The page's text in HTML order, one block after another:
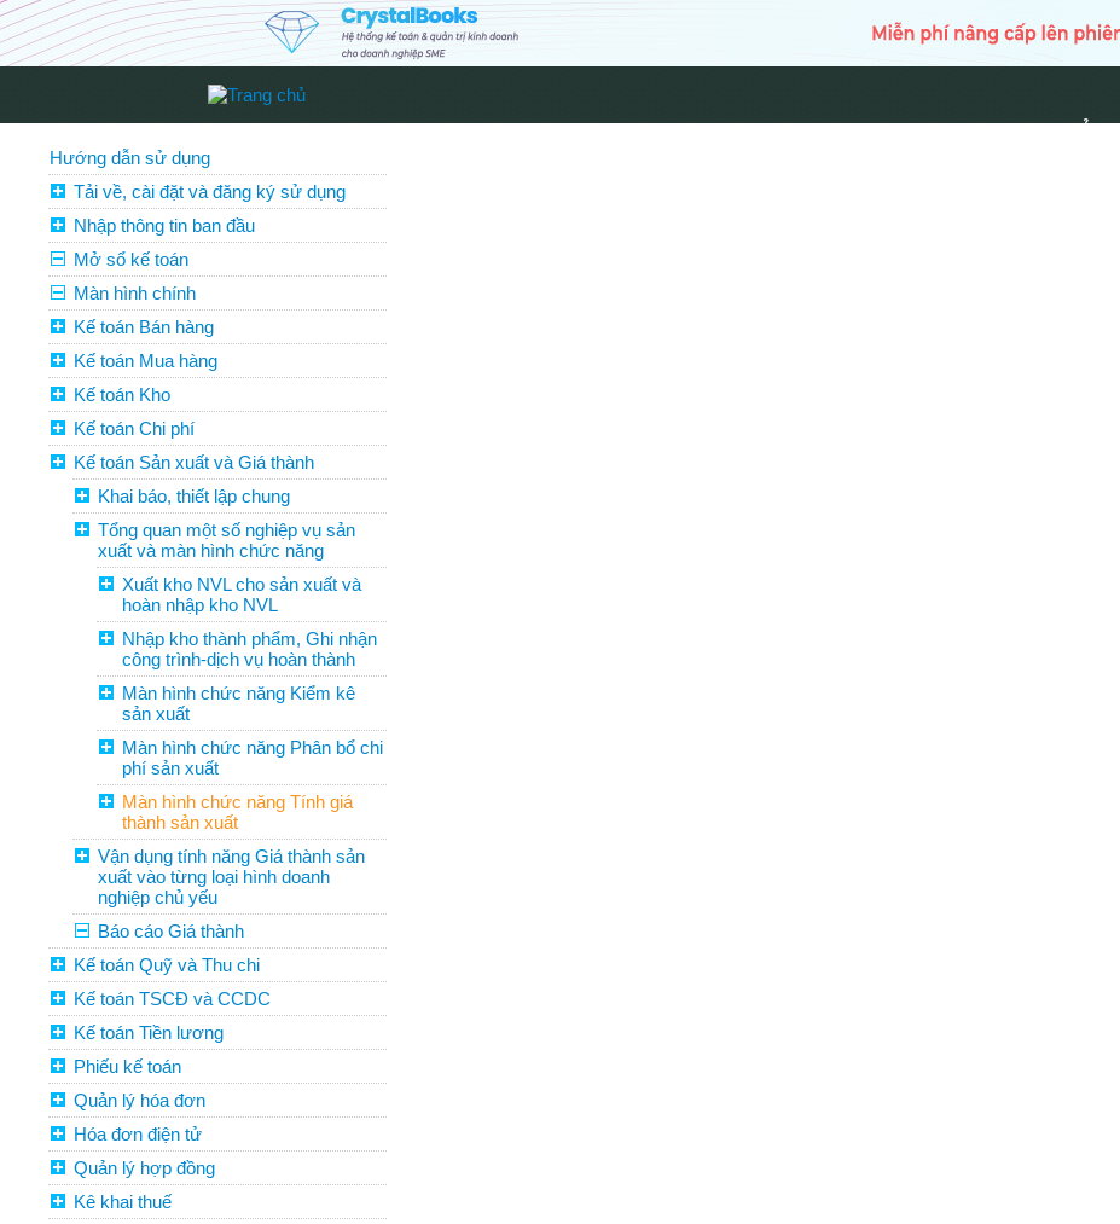
TRANG CHỦ
Hướng dẫn sử dụng
Tải về, cài đặt và đăng ký sử dụng
Nhập thông tin ban đầu
Mở sổ kế toán
Màn hình chính
Kế toán Bán hàng
Kế toán Mua hàng
Kế toán Kho
Kế toán Chi phí
Kế toán Sản xuất và Giá thành
Khai báo, thiết lập chung
Tổng quan một số nghiệp vụ sản
xuất và màn hình chức năng
Xuất kho NVL cho sản xuất và
hoàn nhập kho NVL
Nhập kho thành phẩm, Ghi nhận
công trình-dịch vụ hoàn thành
Màn hình chức năng Kiểm kê
sản xuất
Màn hình chức năng Phân bổ chi
phí sản xuất
Màn hình chức năng Tính giá
thành sản xuất
Vận dụng tính năng Giá thành sản
xuất vào từng loại hình doanh
nghiệp chủ yếu
Báo cáo Giá thành
Kế toán Quỹ và Thu chi
Kế toán TSCĐ và CCDC
Kế toán Tiền lương
Phiếu kế toán
Quản lý hóa đơn
Hóa đơn điện tử
Quản lý hợp đồng
Kê khai thuế